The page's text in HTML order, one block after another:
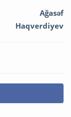
Ağasəf
Haqverdiyev